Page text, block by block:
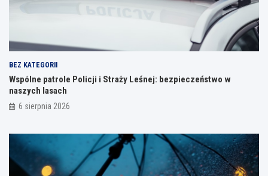
BEZ KATEGORII
Wspólne patrole Policji i Straży Leśnej: bezpieczeństwo w
naszych lasach
6 sierpnia 2026